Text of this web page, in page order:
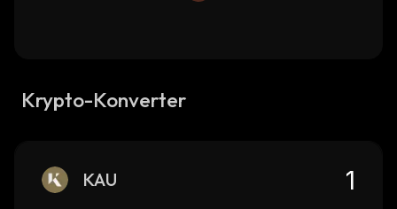
Krypto-Konverter
KAU